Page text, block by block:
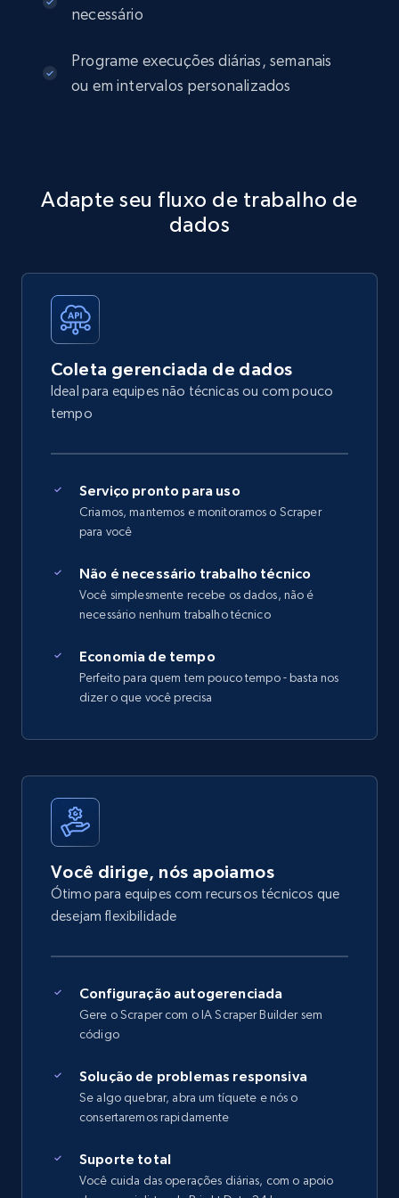
necessário
Programe execuções diárias, semanais
ou em intervalos personalizados
Adapte seu fluxo de trabalho de
dados
Coleta gerenciada de dados
Ideal para equipes não técnicas ou com pouco
tempo
Serviço pronto para uso
Criamos, mantemos e monitoramos o Scraper
para você
Não é necessário trabalho técnico
Você simplesmente recebe os dados, não é
necessário nenhum trabalho técnico
Economia de tempo
Perfeito para quem tem pouco tempo - basta nos
dizer o que você precisa
Você dirige, nós apoiamos
Ótimo para equipes com recursos técnicos que
desejam flexibilidade
Configuração autogerenciada
Gere o Scraper com o IA Scraper Builder sem
código
Solução de problemas responsiva
Se algo quebrar, abra um tíquete e nós o
consertaremos rapidamente
Suporte total
Você cuida das operações diárias, com o apoio